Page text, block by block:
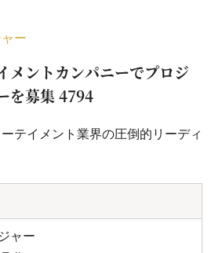
ー
メントカンパニーでプロジ
を募集 4794
テイメント業界の圧倒的リーディ
ャー